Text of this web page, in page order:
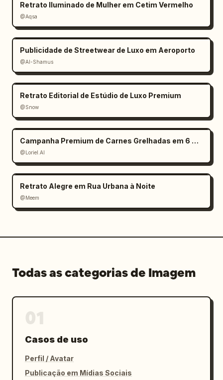
Retrato Iluminado de Mulher em Cetim Vermelho
@Aqsa
Publicidade de Streetwear de Luxo em Aeroporto
@Al-Shamus
Retrato Editorial de Estúdio de Luxo Premium
@Snow
Campanha Premium de Carnes Grelhadas em 6 Painéis
@Loriel.AI
Retrato Alegre em Rua Urbana à Noite
@Meem
Todas as categorias de Imagem
Casos de uso
Perfil / Avatar
Publicação em Mídias Sociais